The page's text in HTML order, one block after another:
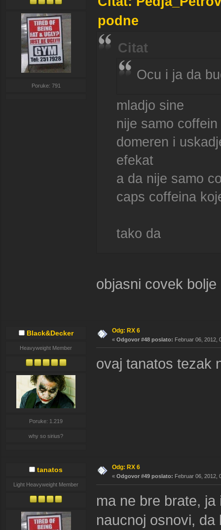
Poruke: 791
podne
Citat
Ocu i ja da
mladjo sine
nije samo
domeren i
efekat
a da nije samo
caps coffeina
tako da
objasni covek
Black&Decker
Heavyweight Member
Poruke: 1.219
why so sirius?
Odg: RX 6
« Odgovor #48 poslato: Februar 06, 2012,
ovaj tanatos tezak
tanatos
Light Heavyweight Member
Odg: RX 6
« Odgovor #49 poslato: Februar 06, 2012,
ma ne bre brate,
naucnoj osnovi,